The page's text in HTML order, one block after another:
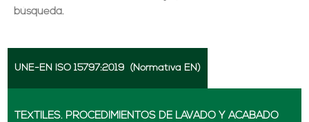
búsqueda.
UNE-EN ISO 15797:2019 (Normativa EN)
TEXTILES. PROCEDIMIENTOS DE LAVADO Y ACABADO